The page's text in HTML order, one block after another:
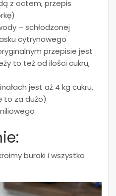
z octem, przepis
– schłodzonej
cytrynowego
przepisie jest
to też od ilości cukru,
jest aż 4 kg cukru,
to za dużo)
buraki i wszystko